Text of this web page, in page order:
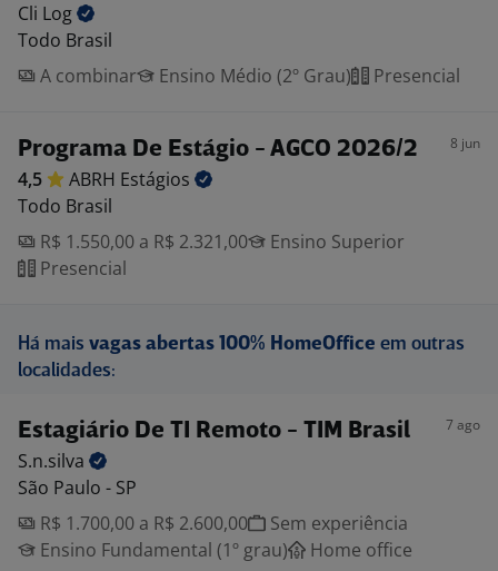
Cli Log
Todo Brasil
A combinar
Ensino Médio (2º Grau) Presencial
Programa De Estágio - AGCO 2026/2 8 jun
4,5 ABRH Estágios
Todo Brasil
R$ 1.550,00 a R$ 2.321,00
Ensino Superior
Presencial
Há mais vagas abertas 100% HomeOffice em outras
localidades:
Estagiário De TI Remoto - TIM Brasil 7 ago
S.n.silva
São Paulo - SP
R$ 1.700,00 a R$ 2.600,00
Sem experiência
Ensino Fundamental (1º grau)
Home office